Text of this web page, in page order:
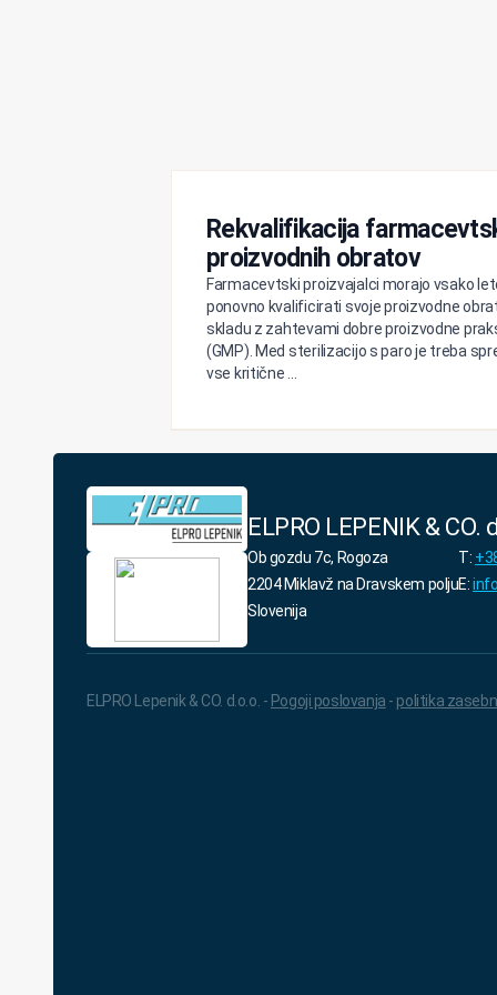
Rekvalifikacija
proizvodnih obratov
Farmacevtski proizvajalci morajo vsako
ponovno kvalificirati svoje proizvodne
skladu z zahtevami dobre proizvodne
(GMP). Med sterilizacijo s paro je treba
vse kritične ...
ELPRO LEPENIK & CO.
Ob gozdu 7c, Rogoza
2204 Miklavž na Dravskem polju
Slovenija
T:
E:
ELPRO Lepenik & CO. d.o.o. - Pogoji poslovanja - politika